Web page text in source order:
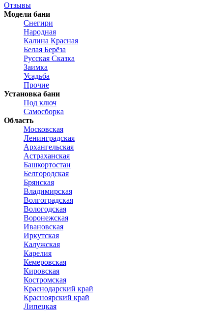
Отзывы
Модели бани
Снегири
Народная
Калина Красная
Белая Берёза
Русская Сказка
Заимка
Усадьба
Прочие
Установка бани
Под ключ
Самосборка
Область
Московская
Ленинградская
Архангельская
Астраханская
Башкортостан
Белгородская
Брянская
Владимирская
Волгоградская
Вологодская
Воронежская
Ивановская
Иркутская
Калужская
Карелия
Кемеровская
Кировская
Костромская
Краснодарский край
Красноярский край
Липецкая